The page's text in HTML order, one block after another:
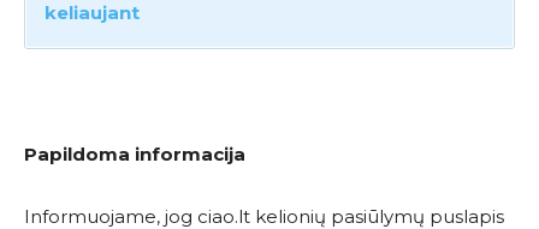
keliaujant
Papildoma informacija
Informuojame, jog ciao.lt kelionių pasiūlymų puslapis